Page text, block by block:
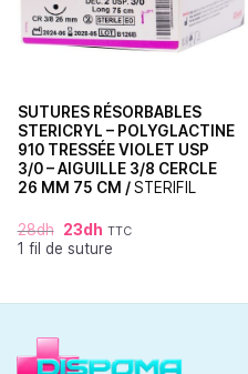
SUTURES RÉSORBABLES
STERICRYL – POLYGLACTINE
910 TRESSÉE VIOLET USP
3/0 – AIGUILLE 3/8 CERCLE
26 MM 75 CM /STERIFIL
28dh 23dh TTC
1 fil de suture